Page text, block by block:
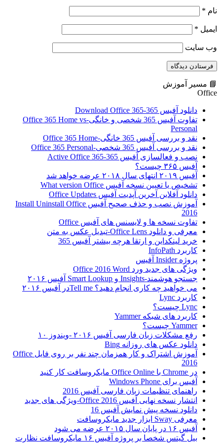
نام *
ایمیل *
وب‌ سایت
📘 مسیر آموزش
Office
دانلود آفیس 365-Download Office 365
تفاوت آفیس 365 شخصی و خانگی-Office 365 Home vs
Personal
نقد و بررسی آفیس 365 خانگی-Office 365 Home
نقد و بررسی آفیس 365 شخصی-Office 365 Personal
نصب و فعالسازی آفیس 365-Active Office 365
آفیس ۳۶۵ چیست؟
آفیس ۲۰۱۹ انتهای سال ۲۰۱۸ عرضه خواهد شد
تشخیص یا تعیین نسخه آفیس What version Office
دانلود آفلاین آخرین آپدیت آفیس Office Updates
آموزش نصب و حذف صحیح آفیس Install Uninstall Office
2016
تفاوت نسخه ها و لایسنس های آفیس Office
معرفی و دانلود Office Lens-تبدیل عکس به متن
خرید لینکداین و ارتقا هرچه بیشتر آفیس 365
کاربرد InfoPath
پروژه Insider آفیس
ویژگی های جدید ورد Office 2016 Word
جستجو هوشمند-Insights و Smart Lookup آفیس ۲۰۱۶
می خواهید چه کاری انجام دهید؟ Tell meدر آفیس ۲۰۱۶
کاربرد Lync
Lync چیست؟
کاربرد های شبکه Yammer
Yammer چیست؟
رفع مشکلات زبان فارسی آفیس ۲۰۱۶ -ویندوز ۱۰
دانلود عکس های روزانه Bing
آموزش اشتراک و کار همزمان چند نفر بر روی فایل Office
2016
در Chrome با Office Online مایکروسافت کار کنید
آفیس برای Windows Phone
راهنمای تنظیمات زبان فارسی آفیس 2016
انتشار نسخه نهایی آفیس Office 2016-ویژگی های جدید
دانلود نسخه پیش نمایش آفیس 16
معرفی Sway ابزار جدید مایکروسافت
آفیس ۱۶ در پایان سال ۲۰۱۵ عرضه می شود
بیل گیتس شخصا بر پروژه آفیس ۱۶ مایکروسافت نظارت